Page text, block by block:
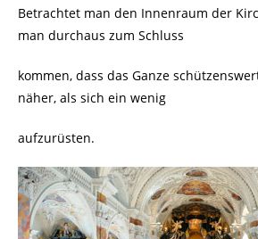
Betrachtet man den Innenraum der
man durchaus zum Schluss
kommen, dass das Ganze
näher, als sich ein wenig
aufzurüsten.